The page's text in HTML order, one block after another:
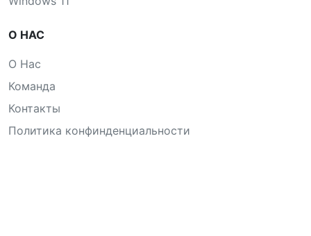
О НАС
О Нас
Команда
Контакты
Политика конфинденциальности